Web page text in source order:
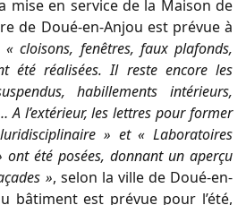
mise en service de la Maison de
de Doué-en-Anjou est prévue à
« cloisons, fenêtres, faux plafonds,
été réalisées. Il reste encore les
habillements intérieurs,
A l’extérieur, les lettres pour former
» et « Laboratoires
ont été posées, donnant un aperçu
», selon la ville de Doué-en-
bâtiment est prévue pour l’été,